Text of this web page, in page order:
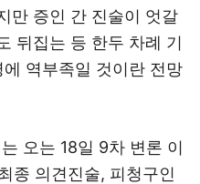
만 증인 간 진술이 엇갈
뒤집는 등 한두 차례 기
역부족일 것이란 전망
오는 18일 9차 변론 이
종 의견진술, 피청구인